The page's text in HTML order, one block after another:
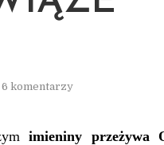
6 komentarzy
imieniny przeżywa